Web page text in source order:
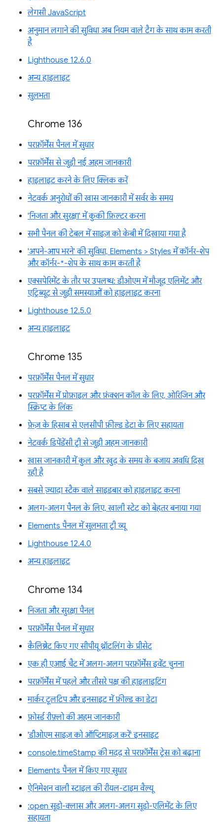
लेगसी JavaScript
अनुमान लगाने की सुविधा अब नियम वाले टैग के साथ काम करती
है
Lighthouse 12.6.0
अन्य हाइलाइट
सुलभता
Chrome 136
परफ़ॉर्मेंस पैनल में सुधार
परफ़ॉर्मेंस से जुड़ी नई अहम जानकारी
हाइलाइट करने के लिए क्लिक करें
नेटवर्क अनुरोधों की खास जानकारी में सर्वर के समय
'निजता और सुरक्षा' में कुकी फ़िल्टर करना
सभी पैनल की टेबल में साइज़ को केबी में दिखाया गया है
'अपने-आप भरने' की सुविधा, Elements > Styles में कॉर्नर-शेप
और कॉर्नर-*-शेप के साथ काम करती है
एक्सपेरिमेंट के तौर पर उपलब्ध: डीओएम में मौजूद एलिमेंट और
एट्रिब्यूट से जुड़ी समस्याओं को हाइलाइट करना
Lighthouse 12.5.0
अन्य हाइलाइट
Chrome 135
परफ़ॉर्मेंस पैनल में सुधार
परफ़ॉर्मेंस में प्रोफ़ाइल और फ़ंक्शन कॉल के लिए, ओरिजिन और
स्क्रिप्ट के लिंक
फ़ेज़ के हिसाब से एलसीपी फ़ील्ड डेटा के लिए सहायता
नेटवर्क डिपेंडेंसी ट्री से जुड़ी अहम जानकारी
खास जानकारी में कुल और खुद के समय के बजाय अवधि दिख
रही है
सबसे ज़्यादा स्टैक वाले साइडबार को हाइलाइट करना
अलग-अलग पैनल के लिए, खाली स्टेट को बेहतर बनाया गया
Elements पैनल में सुलभता ट्री व्यू
Lighthouse 12.4.0
अन्य हाइलाइट
Chrome 134
निजता और सुरक्षा पैनल
परफ़ॉर्मेंस पैनल में सुधार
कैलिब्रेट किए गए सीपीयू थ्रॉटलिंग के प्रीसेट
एक ही एआई चैट में अलग-अलग परफ़ॉर्मेंस इवेंट चुनना
परफ़ॉर्मेंस में पहले और तीसरे पक्ष की हाइलाइटिंग
मार्कर टूलटिप और इनसाइट में फ़ील्ड का डेटा
फ़ोर्स्ड रीफ़्लो की अहम जानकारी
'डीओएम साइज़ को ऑप्टिमाइज़ करें' इनसाइट
console.timeStamp की मदद से परफ़ॉर्मेंस ट्रेस को बढ़ाना
Elements पैनल में किए गए सुधार
ऐनिमेशन वाली स्टाइल की रीयल-टाइम वैल्यू
:open सूडो-क्लास और अलग-अलग सूडो-एलिमेंट के लिए
सहायता